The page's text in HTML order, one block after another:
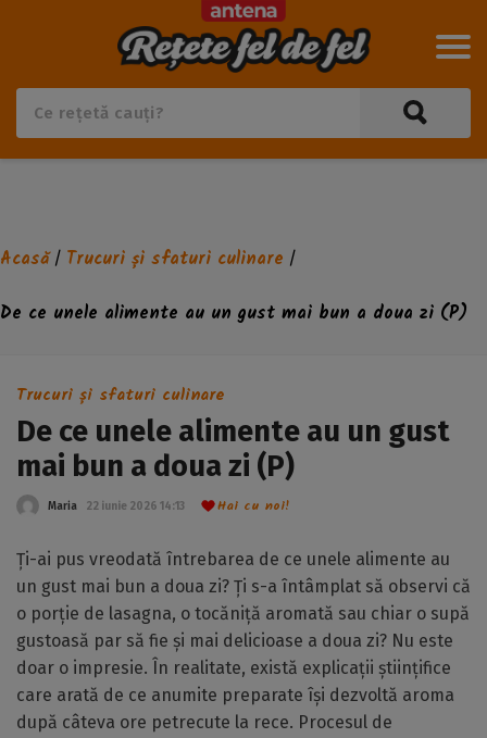
Acasă/ Trucuri și sfaturi culinare /
De ce unele alimente au un gust mai bun a doua zi (P)
Trucuri și sfaturi culinare
De ce unele alimente au un gust
mai bun a doua zi (P)
Maria 22 iunie 2026 14:13 Hai cu noi!
Ți-ai pus vreodată întrebarea de ce unele alimente au
un gust mai bun a doua zi? Ți s-a întâmplat să observi că
o porție de lasagna, o tocăniță aromată sau chiar o supă
gustoasă par să fie și mai delicioase a doua zi? Nu este
doar o impresie. În realitate, există explicații științifice
care arată de ce anumite preparate își dezvoltă aroma
după câteva ore petrecute la rece. Procesul de